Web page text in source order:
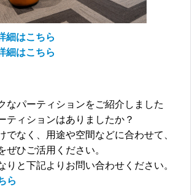
細はこちら
細はこちら
なパーティションをご紹介しました
ティションはありましたか？
でなく、用途や空間などに合わせて、
ぜひご活用ください。
りと下記よりお問い合わせください。
ら